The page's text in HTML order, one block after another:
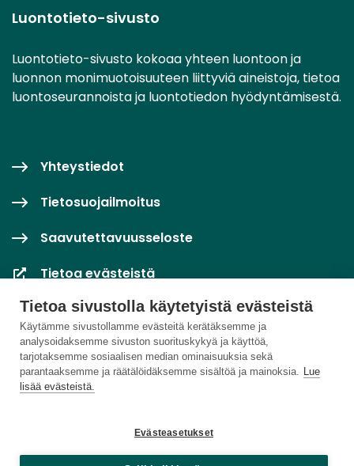
Tietoa sivustolla käytetyistä evästeistä
Käytämme sivustollamme evästeitä kerätäksemme ja
analysoidaksemme sivuston suorituskykyä ja käyttöä,
tarjotaksemme sosiaalisen median ominaisuuksia sekä
parantaaksemme ja räätälöidäksemme sisältöä ja mainoksia. Lue
lisää evästeistä.
Evästeasetukset
Luontotieto-sivusto
Luontotieto-sivusto kokoaa yhteen luontoon ja
luonnon monimuotoisuuteen liittyviä aineistoja, tietoa
luontoseurannoista ja luontotiedon hyödyntämisestä.
Yhteystiedot
Tietosuojailmoitus
Saavutettavuusseloste
Tietoa evästeistä
Evästeasetukset